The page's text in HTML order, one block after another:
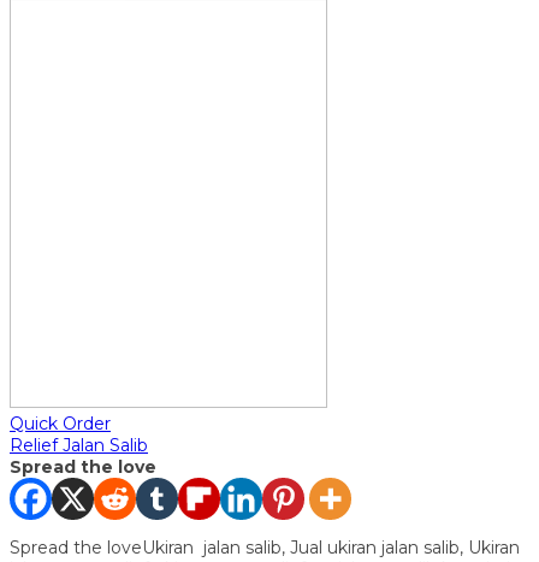
Quick Order
Relief Jalan Salib
Spread the love
Spread the loveUkiran jalan salib, Jual ukiran jalan salib, Ukiran